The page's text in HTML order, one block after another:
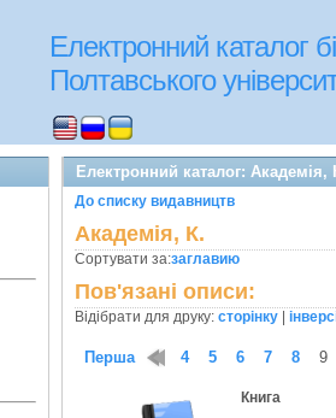
Електронний каталог
Полтавського
Електронний каталог: Академія,
До списку видавництв
Академія, К.
Сортувати за:заглавию
Пов'язані описи:
Відібрати для друку: сторінку
Перша
1 2 3 4 5 6 7 8 9
Книга